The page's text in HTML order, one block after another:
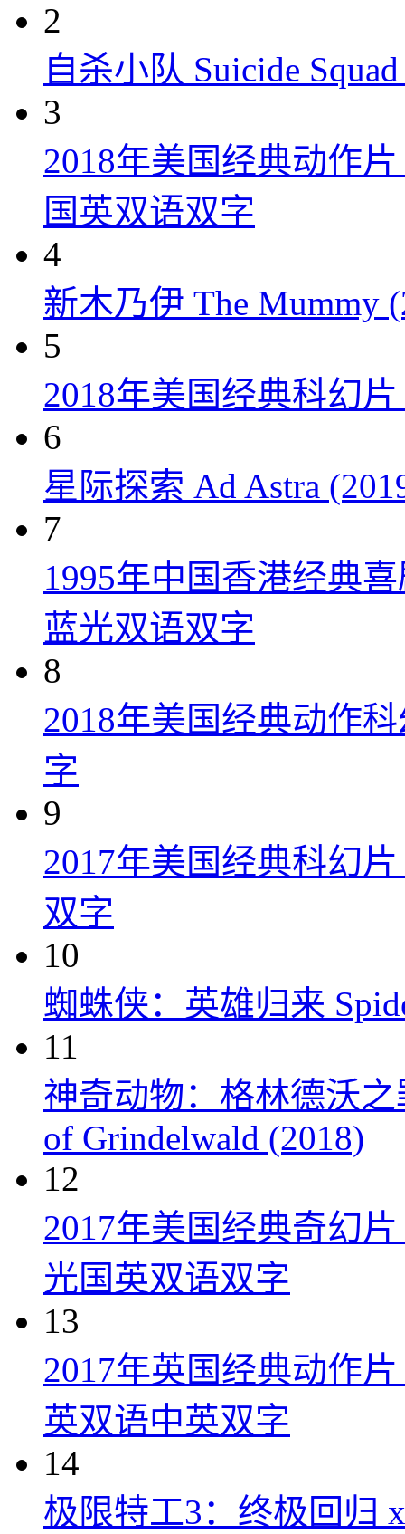
2
自杀小队 Suicide
3
2018年美国经典动作
国英双语双字
4
新木乃伊 The Mummy
5
2018年美国经典科幻
6
星际探索 Ad Astra
7
1995年中国香港经典
蓝光双语双字
8
2018年美国经典动作
字
9
2017年美国经典科幻
双字
10
蜘蛛侠：英雄归来
11
神奇动物：格林德沃之
of Grindelwald (2018)
12
2017年美国经典奇幻
光国英双语双字
13
2017年英国经典动作
英双语中英双字
14
极限特工3：终极回归